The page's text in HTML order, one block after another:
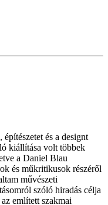
és a designt
kiállítása volt többek
a Daniel Blau
és műkritikusok részéről
művészeti
szóló hiradás célja
említett szakmai